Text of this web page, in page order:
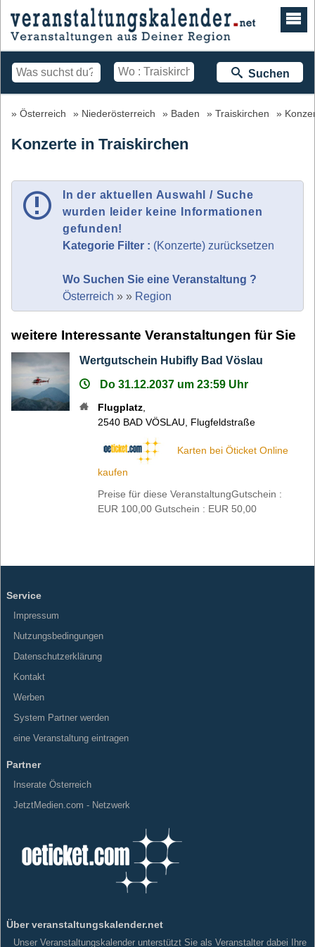
Suchen
Österreich Niederösterreich Baden Traiskirchen
Konzerte in Traiskirchen
In der aktuellen Auswahl / Suche
wurden leider keine Informationen
gefunden!
Kategorie Filter : (Konzerte) zurücksetzen
Wo Suchen Sie eine Veranstaltung ?
Österreich » » Region
weitere Interessante Veranstaltungen für Sie
Wertgutschein Hubifly Bad Vöslau
Do 31.12.2037 um 23:59 Uhr
Flugplatz
2540 BAD VÖSLAU Flugfeldstraße
Karten bei Öticket Online
kaufen
Preise für diese VeranstaltungGutschein :
EUR 100,00 Gutschein : EUR 50,00
Service
Impressum
Nutzungsbedingungen
Datenschutzerklärung
Kontakt
Werben
System Partner werden
eine Veranstaltung eintragen
Partner
Inserate Österreich
JetztMedien.com - Netzwerk
Über veranstaltungskalender.net
Unser Veranstaltungskalender unterstützt Sie als Veranstalter dabei Ihre